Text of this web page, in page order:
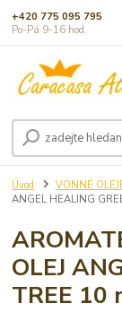
+420 775 095 795
Po-Pá 9-16 hod.
Úvod VONNÉ
ANGEL HEALING
OLEJ
TREE 10